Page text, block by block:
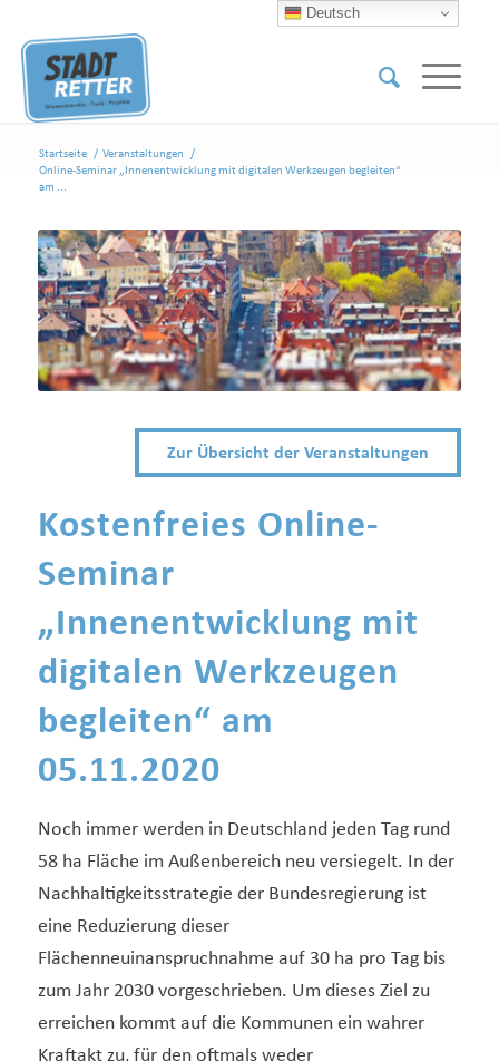
Startseite / Veranstaltungen
/
Online-Seminar „Innenentwicklung mit digitalen Werkzeugen begleiten“
am ...
Zur Übersicht der Veranstaltungen
Kostenfreies Online-
Seminar
„Innenentwicklung mit
digitalen Werkzeugen
begleiten“ am
05.11.2020
Noch immer werden in Deutschland jeden Tag rund
58 ha Fläche im Außenbereich neu versiegelt. In der
Nachhaltigkeitsstrategie der Bundesregierung ist
eine Reduzierung dieser
Flächenneuinanspruchnahme auf 30 ha pro Tag bis
zum Jahr 2030 vorgeschrieben. Um dieses Ziel zu
erreichen kommt auf die Kommunen ein wahrer
Kraftakt zu, für den oftmals weder
Deutsch